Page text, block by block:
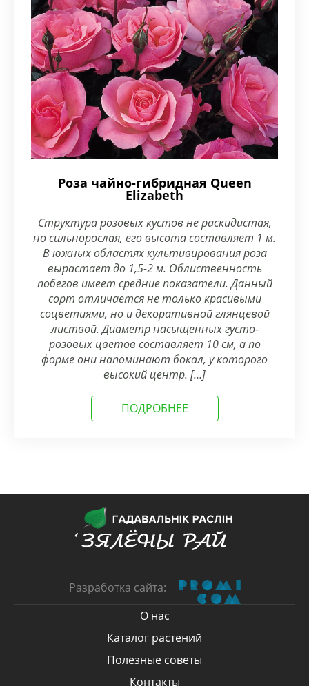
Роза чайно-гибридная Queen
Elizabeth
Структура розовых кустов не раскидистая,
но сильнорослая, его высота составляет 1 м.
В южных областях культивирования роза
вырастает до 1,5-2 м. Облиственность
побегов имеет средние показатели. Данный
сорт отличается не только красивыми
соцветиями, но и декоративной глянцевой
листвой. Диаметр насыщенных густо-
розовых цветов составляет 10 см, а по
форме они напоминают бокал, у которого
высокий центр. […]
ПОДРОБНЕЕ
Разработка сайта:
О нас
Каталог растений
Полезные советы
Контакты